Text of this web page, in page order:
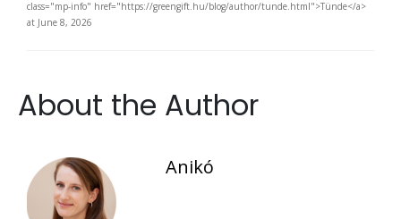
class="mp-info" href="https://greengift.hu/blog/author/tunde.html">Tünde</a>
at June 8, 2026
About the Author
Anikó